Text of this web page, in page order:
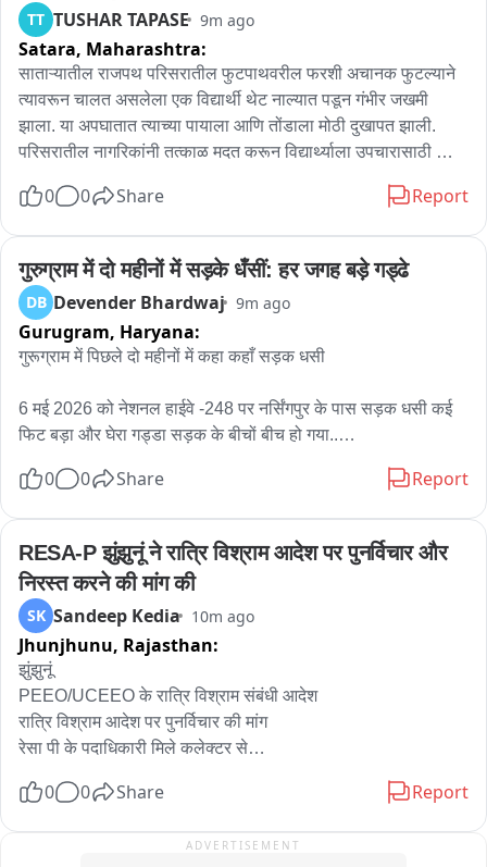
TT TUSHAR TAPASE 9m ago
Satara, Maharashtra:
साताऱ्यातील राजपथ परिसरातील फुटपाथवरील फरशी अचानक फुटल्याने
त्यावरून चालत असलेला एक विद्यार्थी थेट नाल्यात पडून गंभीर जखमी
झाला. या अपघातात त्याच्या पायाला आणि तोंडाला मोठी दुखापत झाली.
परिसरातील नागरिकांनी तत्काळ मदत करून विद्यार्थ्याला उपचारासाठी
नागरिकांमध्ये तीव्र नाराजी व्यक्त होत असून, तातडीनेदुरुस्ती करण्याची
0 0 Share Report
गुरुग्राम में दो महीनों में सड़के धँसीं: हर जगह बड़े गड्ढे
DB Devender Bhardwaj 9m ago
Gurugram, Haryana:
गुरूग्राम में पिछले दो महीनों में कहा कहाँ सड़क धसी
6 मई 2026 को नेशनल हाईवे -248 पर नर्सिंगपुर के पास सड़क धसी कई
फिट बड़ा और घेरा गड्डा सड़क के बीचों बीच हो गया..
5 जुलाई को पालम विहार में निगम द्वारा बनाया गया हार्वेस्टिंग सिस्टम ही पानी
7 जुलाई को सिविल लाइन में सड़क धस गई जिसमे कई गाड़िया फंस गई थी
8 जुलाई को ही सिविल लाइन में बारिश के कारण पेड़ गिर गया था
6 अगस्त को को सेक्टर -23 में बारिश के कारण पेड़ गिर गया
6 अगस्त गुरूग्राम के घाटा टी पॉइंट पर बारिश के कारण सड़क में गहरा
गड्डा हो गया
7 अगस्त को डीएलएफ फेस -2 में वसंत वैली स्कूल में दीवार गिरने से 2
0 0 Share Report
RESA-P झुंझुनूं ने रात्रि विश्राम आदेश पर पुनर्विचार और
निरस्त करने की मांग की
SK Sandeep Kedia 10m ago
Jhunjhunu, Rajasthan:
झुंझुनूं
PEEO/UCEEO के रात्रि विश्राम संबंधी आदेश
रात्रि विश्राम आदेश पर पुनर्विचार की मांग
रेसा पी के पदाधिकारी मिले कलेक्टर से
जिला मंत्री डॉ. मनीष चाहर की अगुवाई में सौंपा ज्ञापन
0 0 Share Report
ADVERTISEMENT